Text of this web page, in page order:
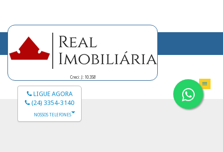
Creci: J: 10.358
LIGUE AGORA
(24) 3354-3140
NOSSOS TELEFONES